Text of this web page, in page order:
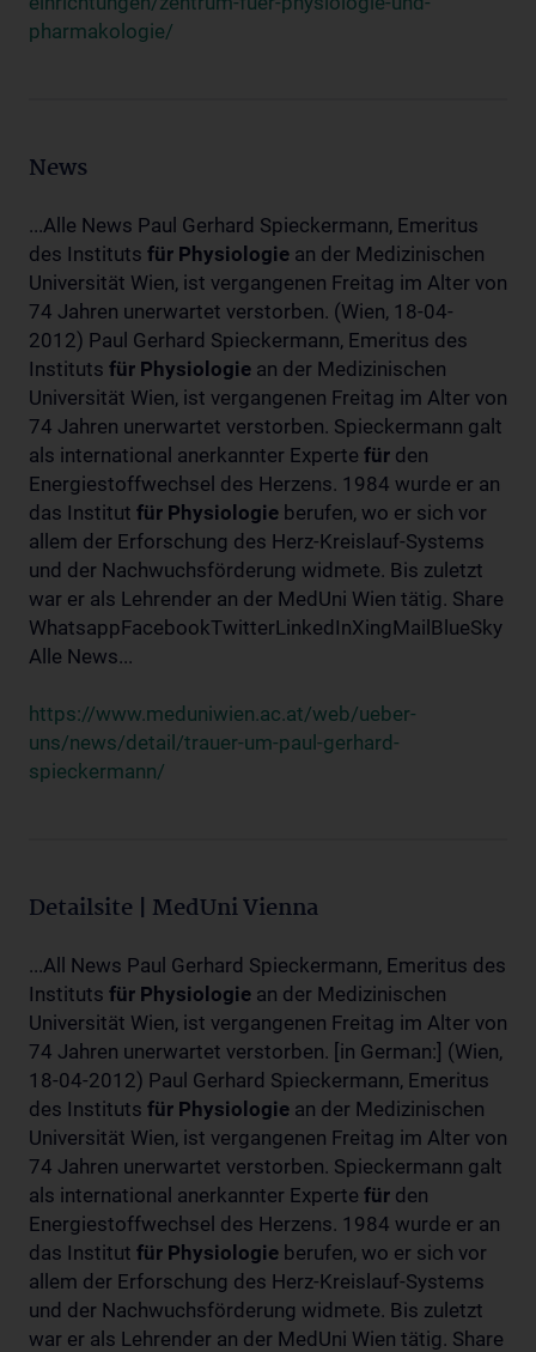
pharmakologie/
News
...Alle News Paul Gerhard Spieckermann, Emeritus
des Instituts für Physiologie an der Medizinischen
Universität Wien, ist vergangenen Freitag im Alter von
74 Jahren unerwartet verstorben. (Wien, 18-04-
2012) Paul Gerhard Spieckermann, Emeritus des
Instituts für Physiologie an der Medizinischen
Universität Wien, ist vergangenen Freitag im Alter von
74 Jahren unerwartet verstorben. Spieckermann galt
als international anerkannter Experte für den
Energiestoffwechsel des Herzens. 1984 wurde er an
das Institut für Physiologie berufen, wo er sich vor
allem der Erforschung des Herz-Kreislauf-Systems
und der Nachwuchsförderung widmete. Bis zuletzt
war er als Lehrender an der MedUni Wien tätig. Share
WhatsappFacebookTwitterLinkedInXingMailBlueSky
Alle News...
https://www.meduniwien.ac.at/web/ueber-
uns/news/detail/trauer-um-paul-gerhard-
spieckermann/
Detailsite | MedUni Vienna
...All News Paul Gerhard Spieckermann, Emeritus des
Instituts für Physiologie an der Medizinischen
Universität Wien, ist vergangenen Freitag im Alter von
74 Jahren unerwartet verstorben. [in German:] (Wien,
18-04-2012) Paul Gerhard Spieckermann, Emeritus
des Instituts für Physiologie an der Medizinischen
Universität Wien, ist vergangenen Freitag im Alter von
74 Jahren unerwartet verstorben. Spieckermann galt
als international anerkannter Experte für den
Energiestoffwechsel des Herzens. 1984 wurde er an
das Institut für Physiologie berufen, wo er sich vor
allem der Erforschung des Herz-Kreislauf-Systems
und der Nachwuchsförderung widmete. Bis zuletzt
war er als Lehrender an der MedUni Wien tätig. Share